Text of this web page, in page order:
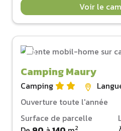
Voir le
Camping Maury
Camping
Ouverture toute l'année
Surface de parcelle
2